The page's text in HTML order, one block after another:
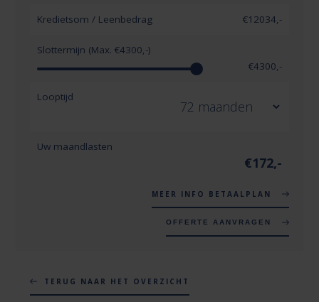
Kredietsom / Leenbedrag €12034 ,-
Slottermijn (Max. €4300 ,-)
€4300 ,-
Looptijd
Uw maandlasten
€172,-
MEER INFO BETAALPLAN
OFFERTE AANVRAGEN
TERUG NAAR HET OVERZICHT